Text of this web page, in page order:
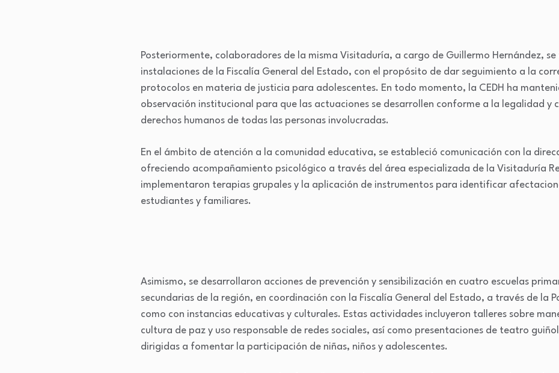
Posteriormente, colaboradores de la misma Visitaduría, a cargo de Guillermo Hernández,
instalaciones de la Fiscalía General del Estado, con el propósito de dar seguimiento a la
protocolos en materia de justicia para adolescentes. En todo momento, la CEDH ha
observación institucional para que las actuaciones se desarrollen conforme a la legalidad y
derechos humanos de todas las personas involucradas.
En el ámbito de atención a la comunidad educativa, se estableció comunicación con la
ofreciendo acompañamiento psicológico a través del área especializada de la Visitaduría
implementaron terapias grupales y la aplicación de instrumentos para identificar
estudiantes y familiares.
Asimismo, se desarrollaron acciones de prevención y sensibilización en cuatro escuelas
secundarias de la región, en coordinación con la Fiscalía General del Estado, a través de la
como con instancias educativas y culturales. Estas actividades incluyeron talleres sobre
cultura de paz y uso responsable de redes sociales, así como presentaciones de teatro
dirigidas a fomentar la participación de niñas, niños y adolescentes.